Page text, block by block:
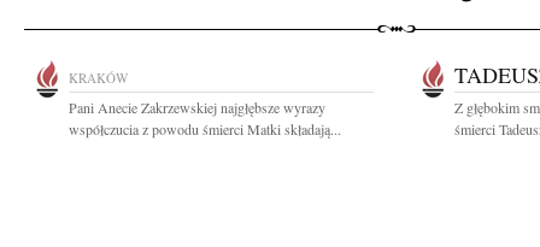
KRAKÓW
Pani Anecie Zakrzewskiej najgłębsze wyrazy
współczucia z powodu śmierci Matki składają...
Z głębokim
śmierci